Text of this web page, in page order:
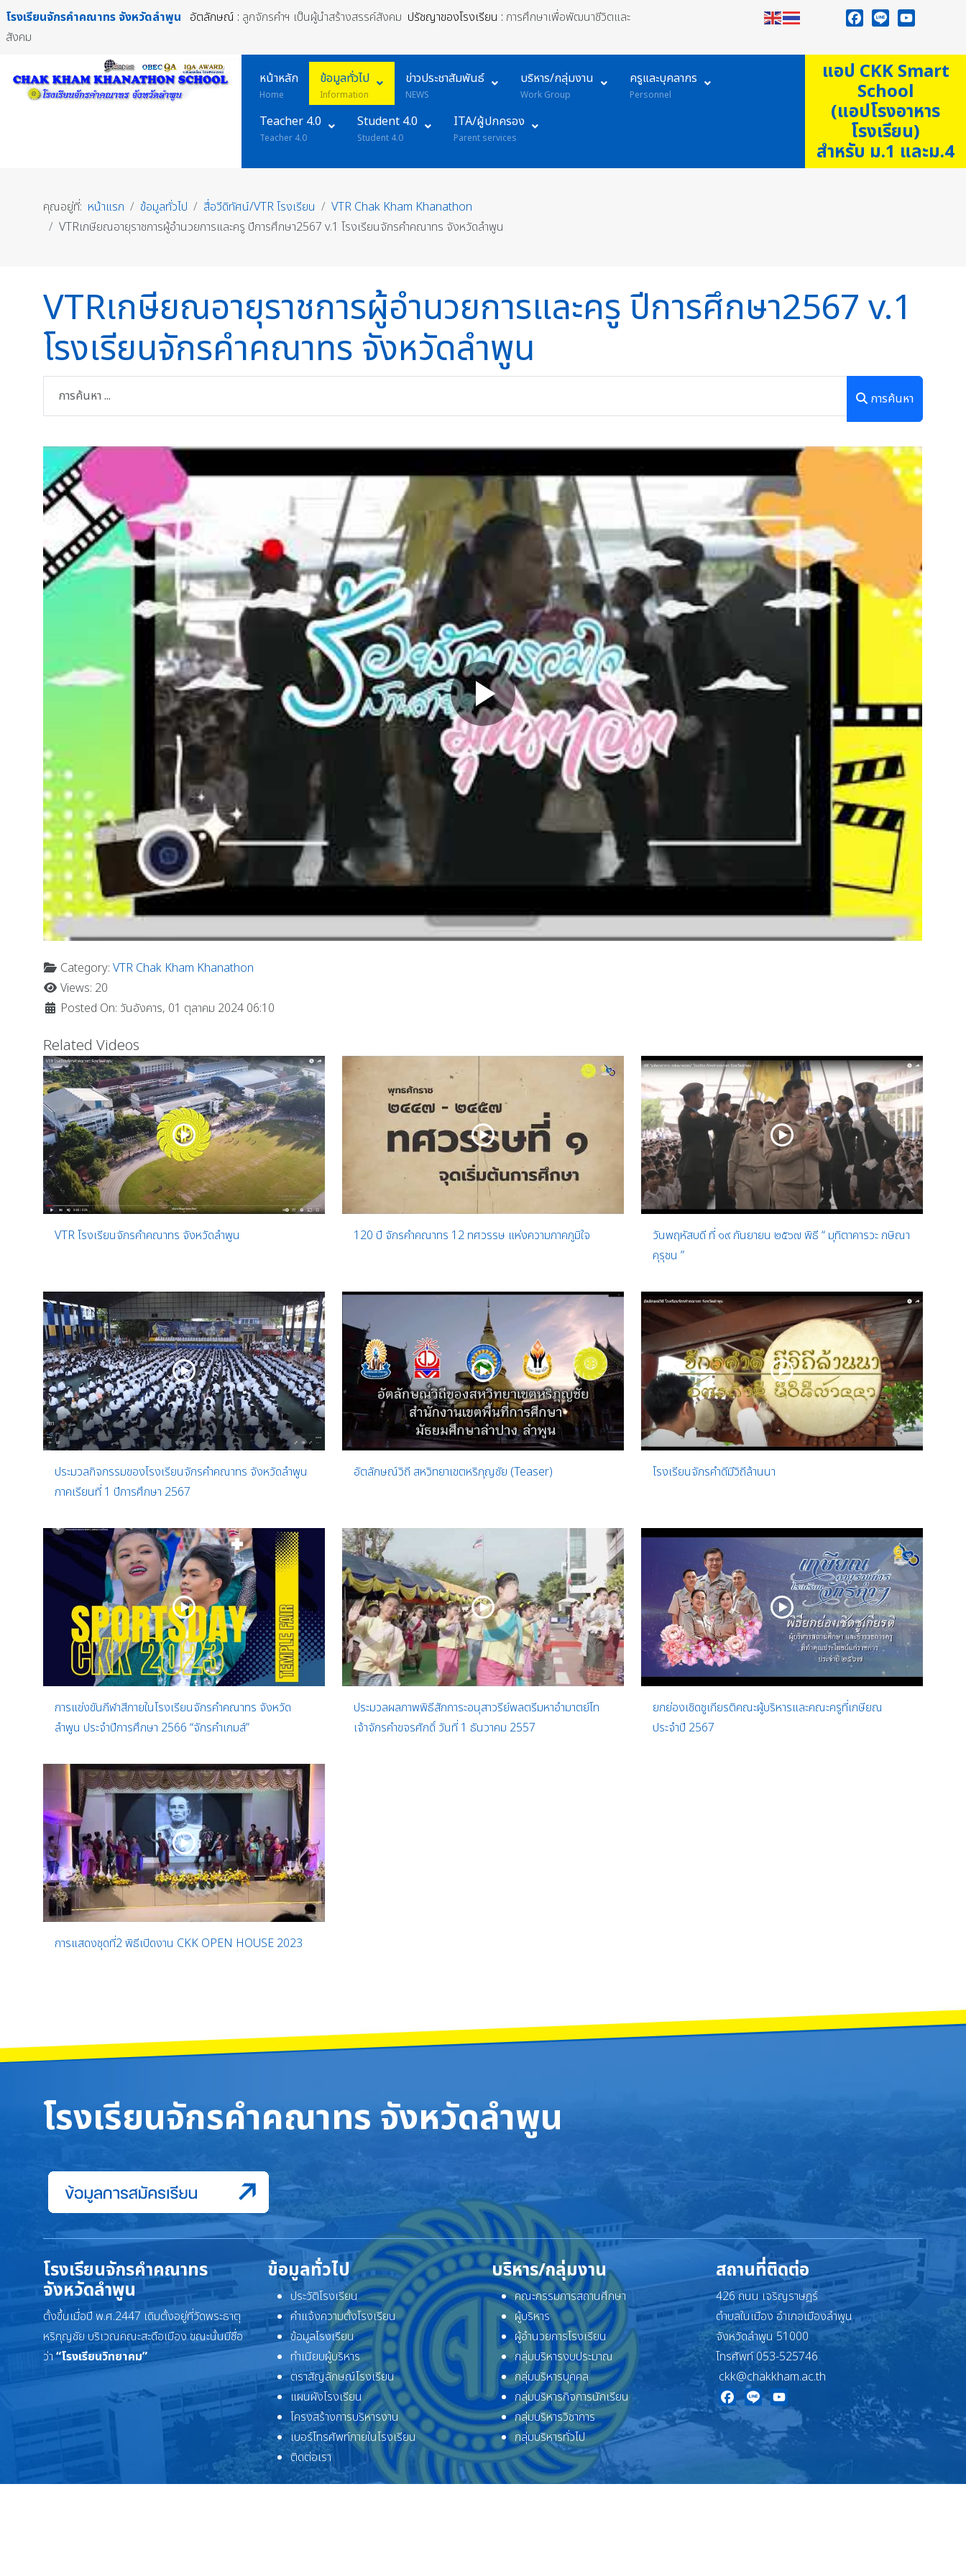
โรงเรียนจักรคำคณาทร จังหวัดลำพูน อัตลักษณ์ : ลูกจักรคำฯ เป็นผู้นำสร้างสรรค์สังคม ปรัชญาของโรงเรียน : การศึกษาเพื่อพัฒนาชีวิตและ
สังคม
หน้าหลัก
Home
ข้อมูลทั่วไป
Information
ข่าวประชาสัมพันธ์
NEWS
บริหาร/กลุ่มงาน
Work Group
ครูและบุคลากร
Personnel
Teacher 4.0
Teacher 4.0
Student 4.0
Student 4.0
ITA/ผู้ปกครอง
Parent services
แอป CKK Smart
School
(แอปโรงอาหาร
โรงเรียน)
สำหรับ ม.1 และม.4
คุณอยู่ที่: หน้าแรก ข้อมูลทั่วไป สื่อวีดิทัศน์/VTR โรงเรียน
VTR Chak Kham Khanathon
VTRเกษียณอายุราชการผู้อำนวยการและครู ปีการศึกษา2567 v.1 โรงเรียนจักรคำคณาทร จังหวัดลำพูน
VTRเกษียณอายุราชการผู้อำนวยการและครู ปีการศึกษา2567 v.1
โรงเรียนจักรคำคณาทร จังหวัดลำพูน
การค้นหา
Category:VTR Chak Kham Khanathon
Views: 20
Posted On: วันอังคาร, 01 ตุลาคม 2024 06:10
Related Videos
VTR โรงเรียนจักรคำคณาทร จังหวัดลำพูน 120 ปี จักรคำคณาทร 12 ทศวรรษ แห่งความภาคภูมิใจ
วันพฤหัสบดี ที่ ๑๙ กันยายน ๒๕๖๗ พิธี “ มุทิตาคารวะ กษิณา
คุรุชน ”
ประมวลกิจกรรมของโรงเรียนจักรคำคณาทร จังหวัดลำพูน
ภาคเรียนที่ 1 ปีการศึกษา 2567
อัตลักษณ์วิถี สหวิทยาเขตหริภุญชัย (Teaser) โรงเรียนจักรคำดีมีวิถีล้านนา
การแข่งขันกีฬาสีภายในโรงเรียนจักรคำคณาทร จังหวัด
ลำพูน ประจำปีการศึกษา 2566 “จักรคำเกมส์”
ประมวลผลภาพพิธีสักการะอนุสาวรีย์พลตรีมหาอำมาตย์โท
เจ้าจักรคำขจรศักดิ์ วันที่ 1 ธันวาคม 2557
ยกย่องเชิดชูเกียรติคณะผู้บริหารและคณะครูที่เกษียณ
ประจำปี 2567
การแสดงชุดที่2 พิธีเปิดงาน CKK OPEN HOUSE 2023
โรงเรียนจักรคำคณาทร จังหวัดลำพูน
โรงเรียนจักรคำคณาทร
จังหวัดลำพูน
ตั้งขึ้นเมื่อปี พ.ศ.2447 เดิมตั้งอยู่ที่วัดพระธาตุ
หริภุญชัย บริเวณคณะสะดือเมือง ขณะนั้นมีชื่อ
ว่า“โรงเรียนวิทยาคม”
ข้อมูลทั่วไป
ประวัติโรงเรียน
คำแจ้งความตั้งโรงเรียน
ข้อมูลโรงเรียน
ทำเนียบผู้บริหาร
ตราสัญลักษณ์โรงเรียน
แผนผังโรงเรียน
โครงสร้างการบริหารงาน
เบอร์โทรศัพท์ภายในโรงเรียน
ติดต่อเรา
บริหาร/กลุ่มงาน
คณะกรรมการสถานศึกษา
ผู้บริหาร
ผู้อำนวยการโรงเรียน
กลุ่มบริหารงบประมาณ
กลุ่มบริหารบุคคล
กลุ่มบริหารกิจการนักเรียน
กลุ่มบริหารวิชาการ
กลุ่มบริหารทั่วไป
สถานที่ติดต่อ
426 ถนน เจริญราษฎร์
ตำบลในเมือง อำเภอเมืองลำพูน
จังหวัดลำพูน 51000
โทรศัพท์ 053-525746
ckk@chakkham.ac.th
Facebook YouTube